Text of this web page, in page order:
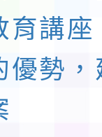
育講
優勢